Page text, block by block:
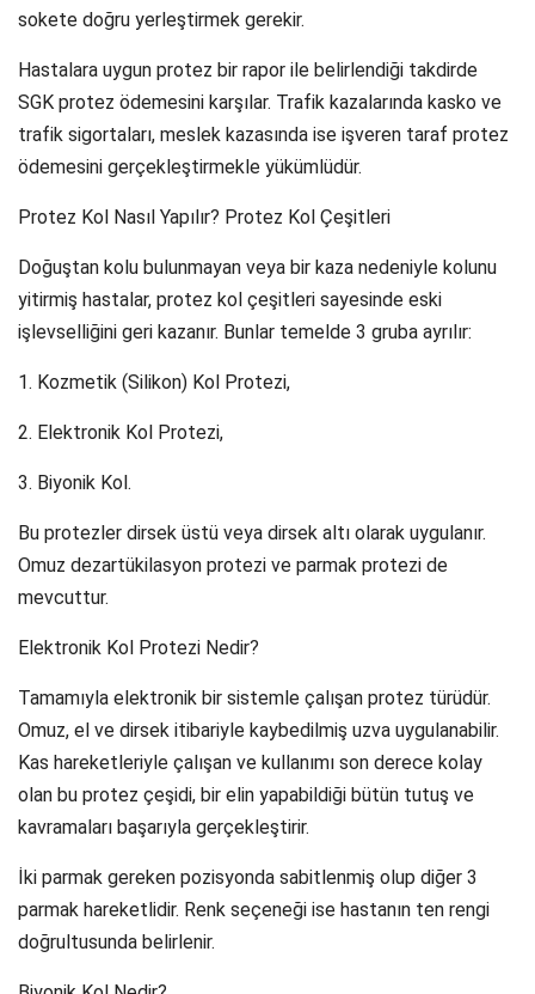
sokete doğru yerleştirmek gerekir.
Hastalara uygun protez bir rapor ile belirlendiği takdirde
SGK protez ödemesini karşılar. Trafik kazalarında kasko ve
trafik sigortaları, meslek kazasında ise işveren taraf protez
ödemesini gerçekleştirmekle yükümlüdür.
Protez Kol Nasıl Yapılır? Protez Kol Çeşitleri
Doğuştan kolu bulunmayan veya bir kaza nedeniyle kolunu
yitirmiş hastalar, protez kol çeşitleri sayesinde eski
işlevselliğini geri kazanır. Bunlar temelde 3 gruba ayrılır:
1. Kozmetik (Silikon) Kol Protezi,
2. Elektronik Kol Protezi,
3. Biyonik Kol.
Bu protezler dirsek üstü veya dirsek altı olarak uygulanır.
Omuz dezartükilasyon protezi ve parmak protezi de
mevcuttur.
Elektronik Kol Protezi Nedir?
Tamamıyla elektronik bir sistemle çalışan protez türüdür.
Omuz, el ve dirsek itibariyle kaybedilmiş uzva uygulanabilir.
Kas hareketleriyle çalışan ve kullanımı son derece kolay
olan bu protez çeşidi, bir elin yapabildiği bütün tutuş ve
kavramaları başarıyla gerçekleştirir.
İki parmak gereken pozisyonda sabitlenmiş olup diğer 3
parmak hareketlidir. Renk seçeneği ise hastanın ten rengi
doğrultusunda belirlenir.